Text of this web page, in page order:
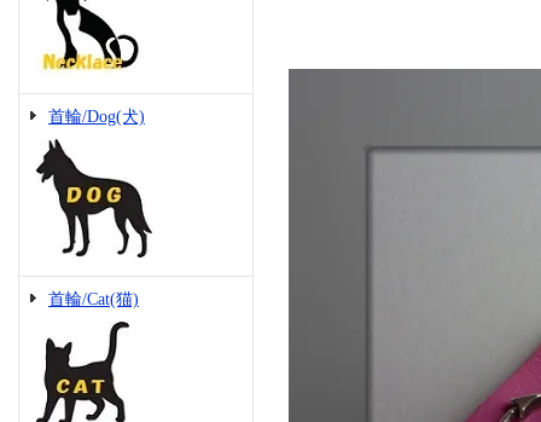
首輪/Dog(犬)
首輪/Cat(猫)